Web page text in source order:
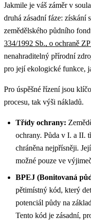
Jakmile je váš záměr v
druhá zásadní fáze: získání
zemědělského půdního
334/1992 Sb., o ochraně
nenahraditelný přírodní
pro její ekologické funkce,
Pro úspěšné řízení jsou
procesu, tak výši nákladů.
Třídy ochrany:
ochrany. Půda v I. a II.
chráněna nejpřísněji.
možné pouze ve
BPEJ (Bonitovaná
pětimístný kód, který
potenciál půdy na
Tento kód je zásadní,